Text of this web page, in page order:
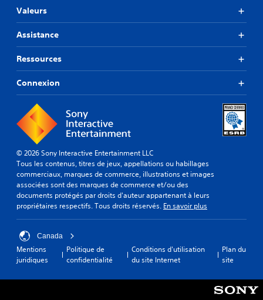
Valeurs
Assistance
Ressources
Connexion
© 2026 Sony Interactive Entertainment LLC
Tous les contenus, titres de jeux, appellations ou habillages
commerciaux, marques de commerce, illustrations et images
associées sont des marques de commerce et/ou des
documents protégés par droits d'auteur appartenant à leurs
propriétaires respectifs. Tous droits réservés. En savoir plus
Canada
Mentions
juridiques
Politique de
confidentialité
Conditions d'utilisation
du site Internet
Plan du
site